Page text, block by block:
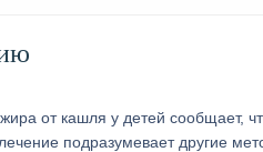
от кашля у детей сообщает,
подразумевает другие